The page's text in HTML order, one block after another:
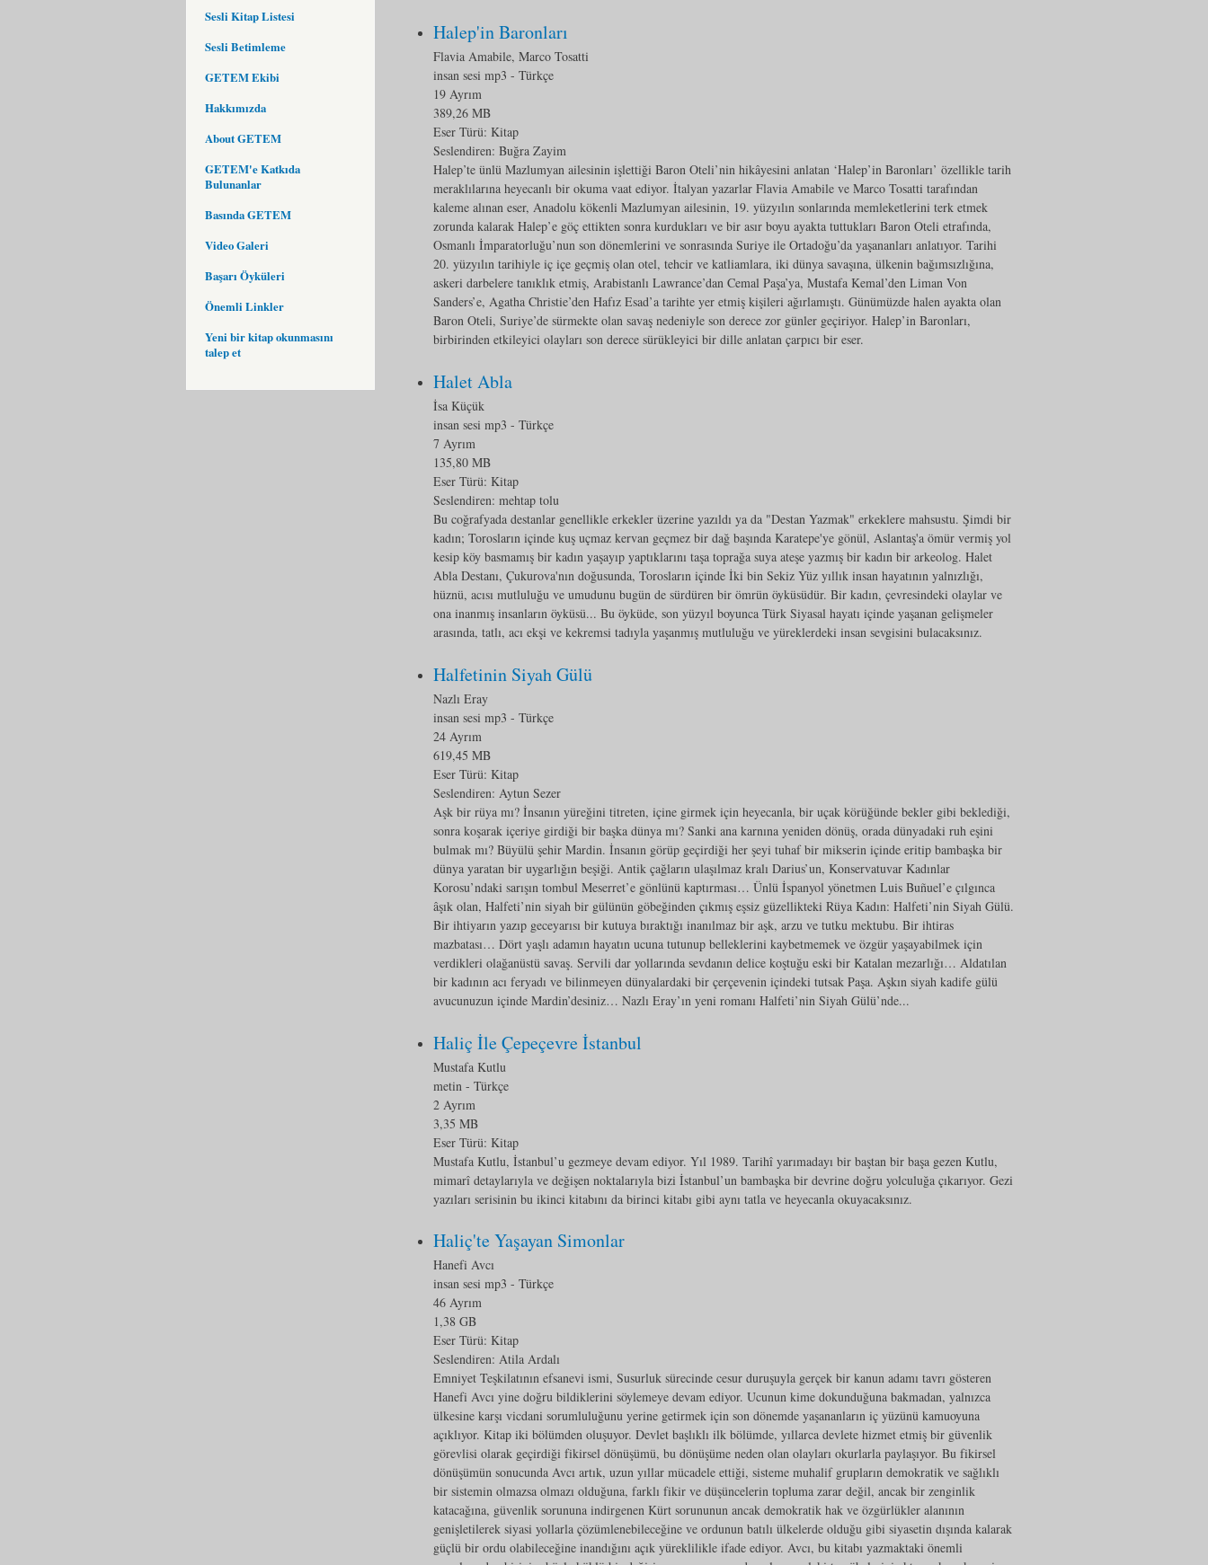
Sesli Kitap Listesi
Sesli Betimleme
GETEM Ekibi
Hakkımızda
About GETEM
GETEM'e Katkıda
Bulunanlar
Basında GETEM
Video Galeri
Başarı Öyküleri
Önemli Linkler
Yeni bir kitap okunmasını
talep et
Halep'in Baronları
Flavia Amabile, Marco Tosatti
insan sesi mp3 - Türkçe
19 Ayrım
389,26 MB
Eser Türü: Kitap
Seslendiren: Buğra Zayim
Halep’te ünlü Mazlumyan ailesinin işlettiği Baron Oteli’nin hikâyesini anlatan ‘Halep’in Baronları’ özellikle tarih
meraklılarına heyecanlı bir okuma vaat ediyor. İtalyan yazarlar Flavia Amabile ve Marco Tosatti tarafından
kaleme alınan eser, Anadolu kökenli Mazlumyan ailesinin, 19. yüzyılın sonlarında memleketlerini terk etmek
zorunda kalarak Halep’e göç ettikten sonra kurdukları ve bir asır boyu ayakta tuttukları Baron Oteli etrafında,
Osmanlı İmparatorluğu’nun son dönemlerini ve sonrasında Suriye ile Ortadoğu’da yaşananları anlatıyor. Tarihi
20. yüzyılın tarihiyle iç içe geçmiş olan otel, tehcir ve katliamlara, iki dünya savaşına, ülkenin bağımsızlığına,
askeri darbelere tanıklık etmiş, Arabistanlı Lawrance’dan Cemal Paşa’ya, Mustafa Kemal’den Liman Von
Sanders’e, Agatha Christie’den Hafız Esad’a tarihte yer etmiş kişileri ağırlamıştı. Günümüzde halen ayakta olan
Baron Oteli, Suriye’de sürmekte olan savaş nedeniyle son derece zor günler geçiriyor. Halep’in Baronları,
birbirinden etkileyici olayları son derece sürükleyici bir dille anlatan çarpıcı bir eser.
Halet Abla
İsa Küçük
insan sesi mp3 - Türkçe
7 Ayrım
135,80 MB
Eser Türü: Kitap
Seslendiren: mehtap tolu
Bu coğrafyada destanlar genellikle erkekler üzerine yazıldı ya da "Destan Yazmak" erkeklere mahsustu. Şimdi bir
kadın; Torosların içinde kuş uçmaz kervan geçmez bir dağ başında Karatepe'ye gönül, Aslantaş'a ömür vermiş yol
kesip köy basmamış bir kadın yaşayıp yaptıklarını taşa toprağa suya ateşe yazmış bir kadın bir arkeolog. Halet
Abla Destanı, Çukurova'nın doğusunda, Torosların içinde İki bin Sekiz Yüz yıllık insan hayatının yalnızlığı,
hüznü, acısı mutluluğu ve umudunu bugün de sürdüren bir ömrün öyküsüdür. Bir kadın, çevresindeki olaylar ve
ona inanmış insanların öyküsü... Bu öyküde, son yüzyıl boyunca Türk Siyasal hayatı içinde yaşanan gelişmeler
arasında, tatlı, acı ekşi ve kekremsi tadıyla yaşanmış mutluluğu ve yüreklerdeki insan sevgisini bulacaksınız.
Halfetinin Siyah Gülü
Nazlı Eray
insan sesi mp3 - Türkçe
24 Ayrım
619,45 MB
Eser Türü: Kitap
Seslendiren: Aytun Sezer
Aşk bir rüya mı? İnsanın yüreğini titreten, içine girmek için heyecanla, bir uçak körüğünde bekler gibi beklediği,
sonra koşarak içeriye girdiği bir başka dünya mı? Sanki ana karnına yeniden dönüş, orada dünyadaki ruh eşini
bulmak mı? Büyülü şehir Mardin. İnsanın görüp geçirdiği her şeyi tuhaf bir mikserin içinde eritip bambaşka bir
dünya yaratan bir uygarlığın beşiği. Antik çağların ulaşılmaz kralı Darius’un, Konservatuvar Kadınlar
Korosu’ndaki sarışın tombul Meserret’e gönlünü kaptırması… Ünlü İspanyol yönetmen Luis Buñuel’e çılgınca
âşık olan, Halfeti’nin siyah bir gülünün göbeğinden çıkmış eşsiz güzellikteki Rüya Kadın: Halfeti’nin Siyah Gülü.
Bir ihtiyarın yazıp geceyarısı bir kutuya bıraktığı inanılmaz bir aşk, arzu ve tutku mektubu. Bir ihtiras
mazbatası… Dört yaşlı adamın hayatın ucuna tutunup belleklerini kaybetmemek ve özgür yaşayabilmek için
verdikleri olağanüstü savaş. Servili dar yollarında sevdanın delice koştuğu eski bir Katalan mezarlığı… Aldatılan
bir kadının acı feryadı ve bilinmeyen dünyalardaki bir çerçevenin içindeki tutsak Paşa. Aşkın siyah kadife gülü
avucunuzun içinde Mardin’desiniz… Nazlı Eray’ın yeni romanı Halfeti’nin Siyah Gülü’nde...
Haliç İle Çepeçevre İstanbul
Mustafa Kutlu
metin - Türkçe
2 Ayrım
3,35 MB
Eser Türü: Kitap
Mustafa Kutlu, İstanbul’u gezmeye devam ediyor. Yıl 1989. Tarihî yarımadayı bir baştan bir başa gezen Kutlu,
mimarî detaylarıyla ve değişen noktalarıyla bizi İstanbul’un bambaşka bir devrine doğru yolculuğa çıkarıyor. Gezi
yazıları serisinin bu ikinci kitabını da birinci kitabı gibi aynı tatla ve heyecanla okuyacaksınız.
Haliç'te Yaşayan Simonlar
Hanefi Avcı
insan sesi mp3 - Türkçe
46 Ayrım
1,38 GB
Eser Türü: Kitap
Seslendiren: Atila Ardalı
Emniyet Teşkilatının efsanevi ismi, Susurluk sürecinde cesur duruşuyla gerçek bir kanun adamı tavrı gösteren
Hanefi Avcı yine doğru bildiklerini söylemeye devam ediyor. Ucunun kime dokunduğuna bakmadan, yalnızca
ülkesine karşı vicdani sorumluluğunu yerine getirmek için son dönemde yaşananların iç yüzünü kamuoyuna
açıklıyor. Kitap iki bölümden oluşuyor. Devlet başlıklı ilk bölümde, yıllarca devlete hizmet etmiş bir güvenlik
görevlisi olarak geçirdiği fikirsel dönüşümü, bu dönüşüme neden olan olayları okurlarla paylaşıyor. Bu fikirsel
dönüşümün sonucunda Avcı artık, uzun yıllar mücadele ettiği, sisteme muhalif grupların demokratik ve sağlıklı
bir sistemin olmazsa olmazı olduğuna, farklı fikir ve düşüncelerin topluma zarar değil, ancak bir zenginlik
katacağına, güvenlik sorununa indirgenen Kürt sorununun ancak demokratik hak ve özgürlükler alanının
genişletilerek siyasi yollarla çözümlenebileceğine ve ordunun batılı ülkelerde olduğu gibi siyasetin dışında kalarak
güçlü bir ordu olabileceğine inandığını açık yüreklilikle ifade ediyor. Avcı, bu kitabı yazmaktaki önemli